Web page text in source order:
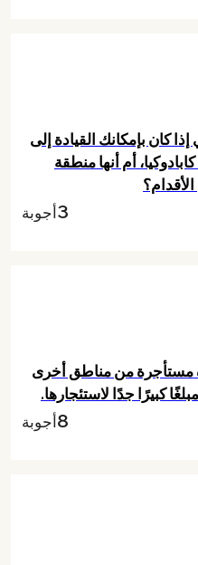
كان بإمكانك القيادة إلى
أم أنها منطقة
3أجوبة
مستأجرة من مناطق أخرى
كبيرًا جدًا لاستئجارها.
8أجوبة